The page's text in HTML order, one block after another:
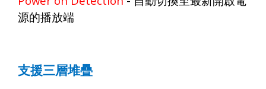
源的播放端
支援三層堆疊